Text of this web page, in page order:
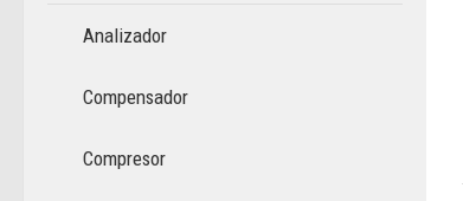
Analizador
Compensador
Compresor